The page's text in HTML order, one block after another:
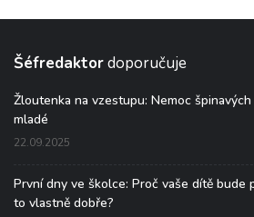
Šéfredaktordoporučuje
Žloutenka na vzestupu: Nemoc
mladé
22.09.2025
První dny ve školce: Proč vaše dítě bude
to vlastně dobře?